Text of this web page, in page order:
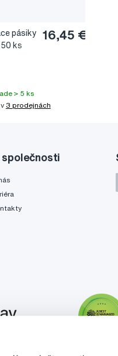
pásiky
ks
16,45 €
> 5 ks
3 prodejnách
společnosti